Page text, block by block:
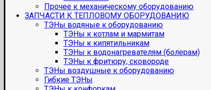
Прочее к механическому оборудованию
ЗАПЧАСТИ К ТЕПЛОВОМУ ОБОРУДОВАНИЮ
ТЭНы водяные к оборудованию
ТЭНы к котлам и мармитам
ТЭНы к кипятильникам
ТЭНы к водонагревателям (болерам)
ТЭНы к фритюру, сковороде
ТЭНы воздушные к оборудованию
Гибкие ТЭНы